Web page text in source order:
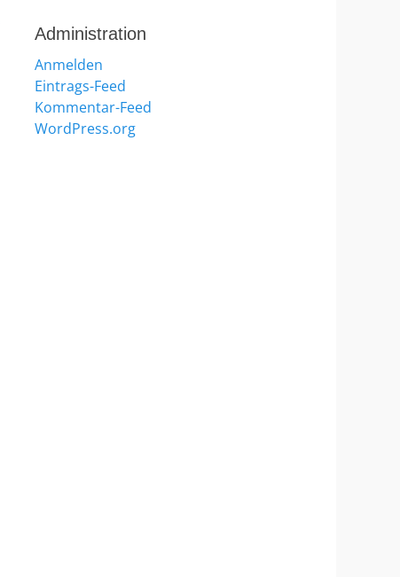
Administration
Anmelden
Eintrags-Feed
Kommentar-Feed
WordPress.org